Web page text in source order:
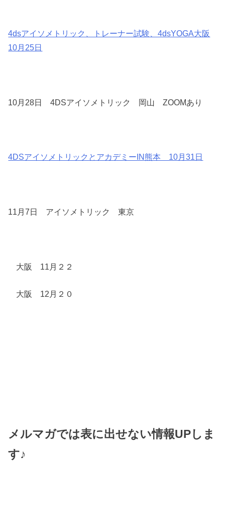
4dsアイソメトリック、トレーナー試験、4dsYOGA大阪
10月25日
10月28日 4DSアイソメトリック 岡山 ZOOMあり
4DSアイソメトリックとアカデミーIN熊本 10月31日
11月7日 アイソメトリック 東京
大阪 11月２２
大阪 12月２０
メルマガでは表に出せない情報UPしま
す♪